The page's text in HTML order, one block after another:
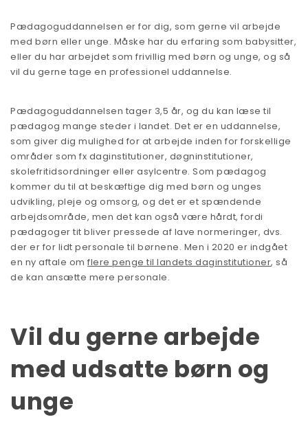
Pædagoguddannelsen er for dig, som gerne vil arbejde
med børn eller unge. Måske har du erfaring som babysitter,
eller du har arbejdet som frivillig med børn og unge, og så
vil du gerne tage en professionel uddannelse.
Pædagoguddannelsen tager 3,5 år, og du kan læse til
pædagog mange steder i landet. Det er en uddannelse,
som giver dig mulighed for at arbejde inden for forskellige
områder som fx daginstitutioner, døgninstitutioner,
skolefritidsordninger eller asylcentre. Som pædagog
kommer du til at beskæftige dig med børn og unges
udvikling, pleje og omsorg, og det er et spændende
arbejdsområde, men det kan også være hårdt, fordi
pædagoger tit bliver pressede af lave normeringer, dvs.
der er for lidt personale til børnene. Men i 2020 er indgået
en ny aftale om flere penge til landets daginstitutioner, så
de kan ansætte mere personale.
Vil du gerne arbejde
med udsatte børn og
unge